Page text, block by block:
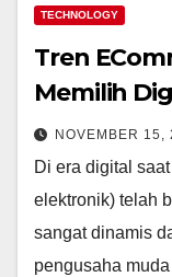
TECHNOLOGY
Tren
Memilih
NOVEMBER 15,
Di era digital
elektronik) telah
sangat dinamis
pengusaha